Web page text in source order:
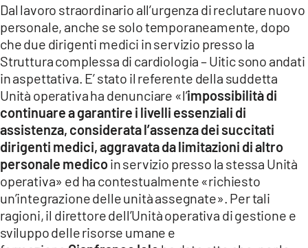
Dal lavoro straordinario all’urgenza di reclutare nuovo
personale, anche se solo temporaneamente, dopo
che due dirigenti medici in servizio presso la
Struttura complessa di cardiologia – Uitic sono andati
in aspettativa. E’ stato il referente della suddetta
Unità operativa ha denunciare «l’impossibilità di
continuare a garantire i livelli essenziali di
assistenza, considerata l’assenza dei succitati
dirigenti medici, aggravata da limitazioni di altro
personale medicoin servizio presso la stessa Unità
operativa» ed ha contestualmente «richiesto
un’integrazione delle unità assegnate». Per tali
ragioni, il direttore dell’Unità operativa di gestione e
sviluppo delle risorse umane e